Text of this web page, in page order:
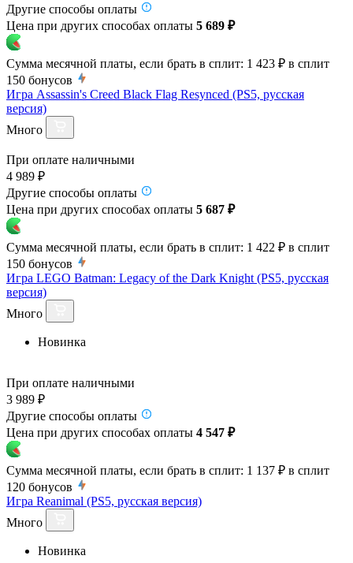
Другие способы оплаты
Цена при других способах оплаты 5 689 ₽
Сумма месячной платы, если брать в сплит: 1 423 ₽ в сплит
150 бонусов
Игра Assassin's Creed Black Flag Resynced (PS5, русская
версия)
Много
При оплате наличными
4 989 ₽
Другие способы оплаты
Цена при других способах оплаты 5 687 ₽
Сумма месячной платы, если брать в сплит: 1 422 ₽ в сплит
150 бонусов
Игра LEGO Batman: Legacy of the Dark Knight (PS5, русская
версия)
Много
Новинка
При оплате наличными
3 989 ₽
Другие способы оплаты
Цена при других способах оплаты 4 547 ₽
Сумма месячной платы, если брать в сплит: 1 137 ₽ в сплит
120 бонусов
Игра Reanimal (PS5, русская версия)
Много
Новинка